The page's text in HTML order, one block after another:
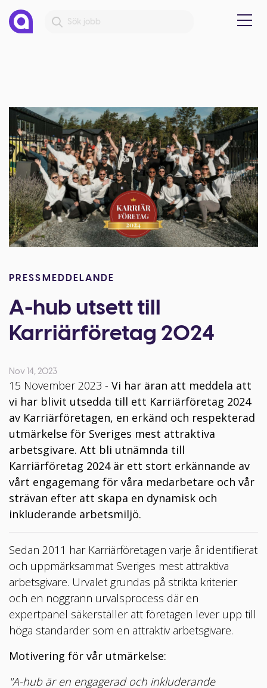
PRESSMEDDELANDE
A-hub utsett till
Karriärföretag 2024
Nov 14, 2023
15 November 2023 - Vi har äran att meddela att
vi har blivit utsedda till ett Karriärföretag 2024
av Karriärföretagen, en erkänd och respekterad
utmärkelse för Sveriges mest attraktiva
arbetsgivare. Att bli utnämnda till
Karriärföretag 2024 är ett stort erkännande av
vårt engagemang för våra medarbetare och vår
strävan efter att skapa en dynamisk och
inkluderande arbetsmiljö.
Sedan 2011 har Karriärföretagen varje år identifierat
och uppmärksammat Sveriges mest attraktiva
arbetsgivare. Urvalet grundas på strikta kriterier
och en noggrann urvalsprocess där en
expertpanel säkerställer att företagen lever upp till
höga standarder som en attraktiv arbetsgivare.
Motivering för vår utmärkelse:
"A-hub är en engagerad och inkluderande